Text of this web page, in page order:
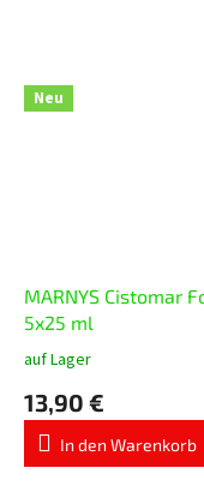
Neu
MARNYS Cistomar
5x25 ml
Die
Produktbewertung
ist
5,0
auf Lager
13,90 €
In den Warenkorb